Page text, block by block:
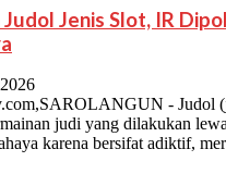
Jenis Slot, IR
- Judol
judi yang dilakukan
karena bersifat adiktif,